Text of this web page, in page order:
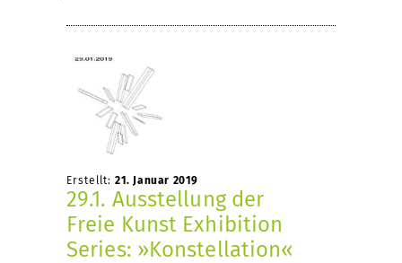
Erstellt: 21. Januar 2019
29.1. Ausstellung der
Freie Kunst Exhibition
Series: »Konstellation«